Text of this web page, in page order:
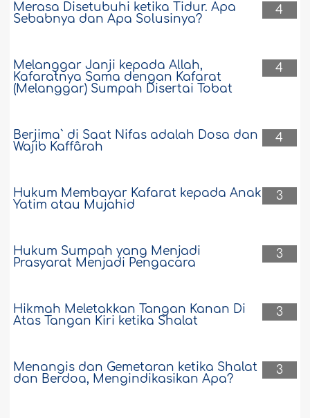
4
Merasa Disetubuhi ketika Tidur. Apa
Sebabnya dan Apa Solusinya?
4
Melanggar Janji kepada Allah,
Kafaratnya Sama dengan Kafarat
(Melanggar) Sumpah Disertai Tobat
4
Berjima` di Saat Nifas adalah Dosa dan
Wajib Kaffârah
3
Hukum Membayar Kafarat kepada Anak
Yatim atau Mujahid
3
Hukum Sumpah yang Menjadi
Prasyarat Menjadi Pengacara
3
Hikmah Meletakkan Tangan Kanan Di
Atas Tangan Kiri ketika Shalat
3
Menangis dan Gemetaran ketika Shalat
dan Berdoa, Mengindikasikan Apa?